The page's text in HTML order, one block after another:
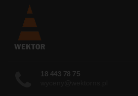
18 443 78 75